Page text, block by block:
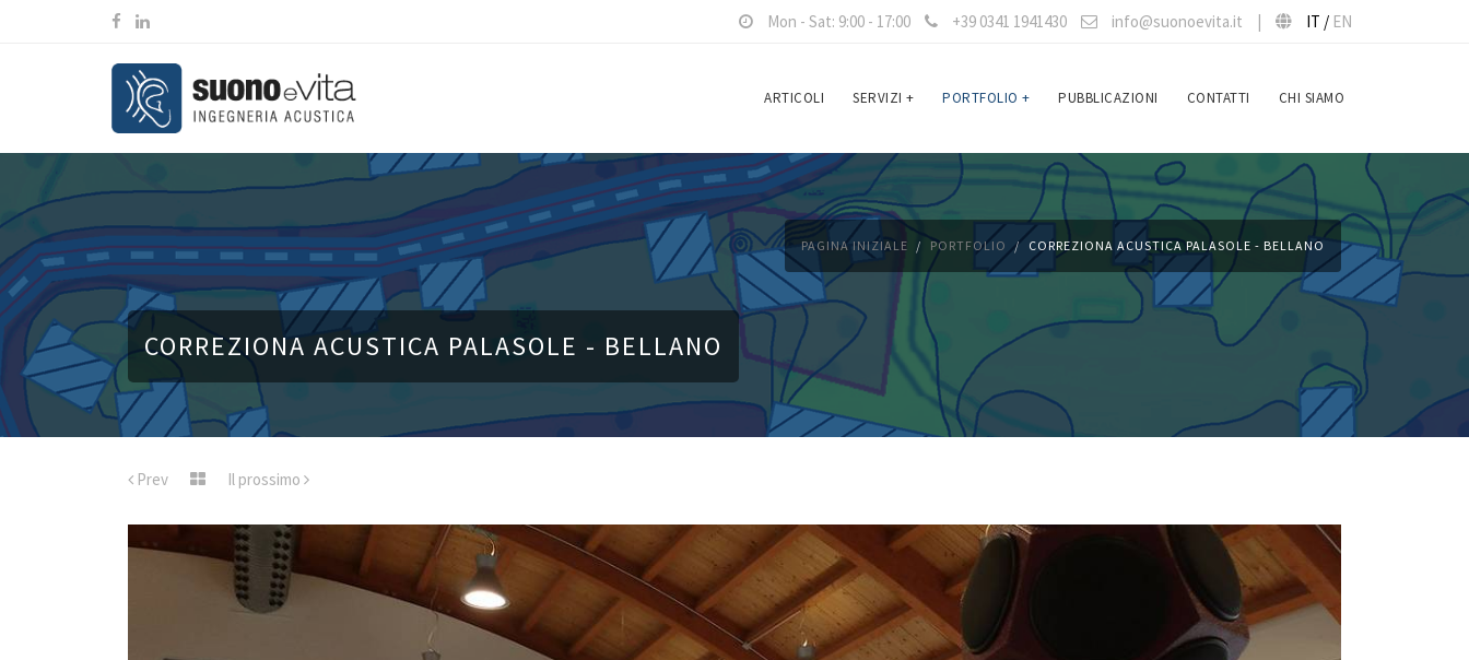
Mon - Sat: 9:00 - 17:00 +39 0341 1941430 info@suonoevita.it | IT / EN
ARTICOLI SERVIZI + PORTFOLIO + PUBBLICAZIONI CONTATTI CHI SIAMO
CORREZIONA ACUSTICA PALASOLE - BELLANO
PAGINA INIZIALE PORTFOLIO CORREZIONA ACUSTICA PALASOLE - BELLANO
Prev Il prossimo